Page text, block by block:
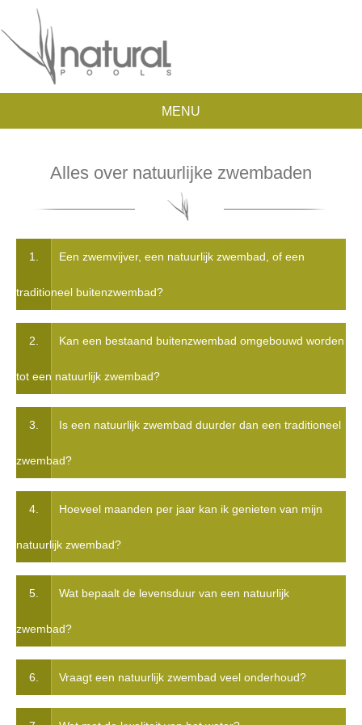
MENU
Alles over natuurlijke zwembaden
1. Een zwemvijver, een natuurlijk zwembad, of een
traditioneel buitenzwembad?
2. Kan een bestaand buitenzwembad omgebouwd worden
tot een natuurlijk zwembad?
3. Is een natuurlijk zwembad duurder dan een traditioneel
zwembad?
4. Hoeveel maanden per jaar kan ik genieten van mijn
natuurlijk zwembad?
5. Wat bepaalt de levensduur van een natuurlijk
zwembad?
6. Vraagt een natuurlijk zwembad veel onderhoud?